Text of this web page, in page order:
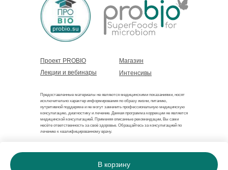
В корзину
Предоставленные материалы не являются медицинскими показаниями, носят
исключительно характер информирования по образу жизни, питанию,
нутритивной поддержке и не могут заменить профессиональную медицинскую
консультацию, диагностику и лечение. Данная программа коррекции не является
медицинской консультацией. Применяя описанные рекомендации, Вы сами
несёте ответственность за своё здоровье. Обращайтесь за консультацией по
лечению к квалифицированному врачу.
ОГРНИП 325784700463701
Лекции и вебинары Интенсивы
Магазин
Проект PROBIO